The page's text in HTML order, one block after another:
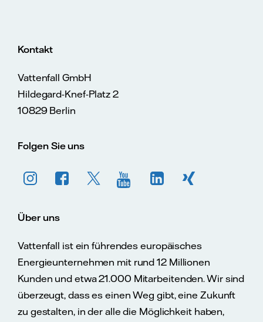
Kontakt
Vattenfall GmbH
Hildegard-Knef-Platz 2
10829 Berlin
Folgen Sie uns
Über uns
Vattenfall ist ein führendes europäisches
Energieunternehmen mit rund 12 Millionen
Kunden und etwa 21.000 Mitarbeitenden. Wir sind
überzeugt, dass es einen Weg gibt, eine Zukunft
zu gestalten, in der alle die Möglichkeit haben,